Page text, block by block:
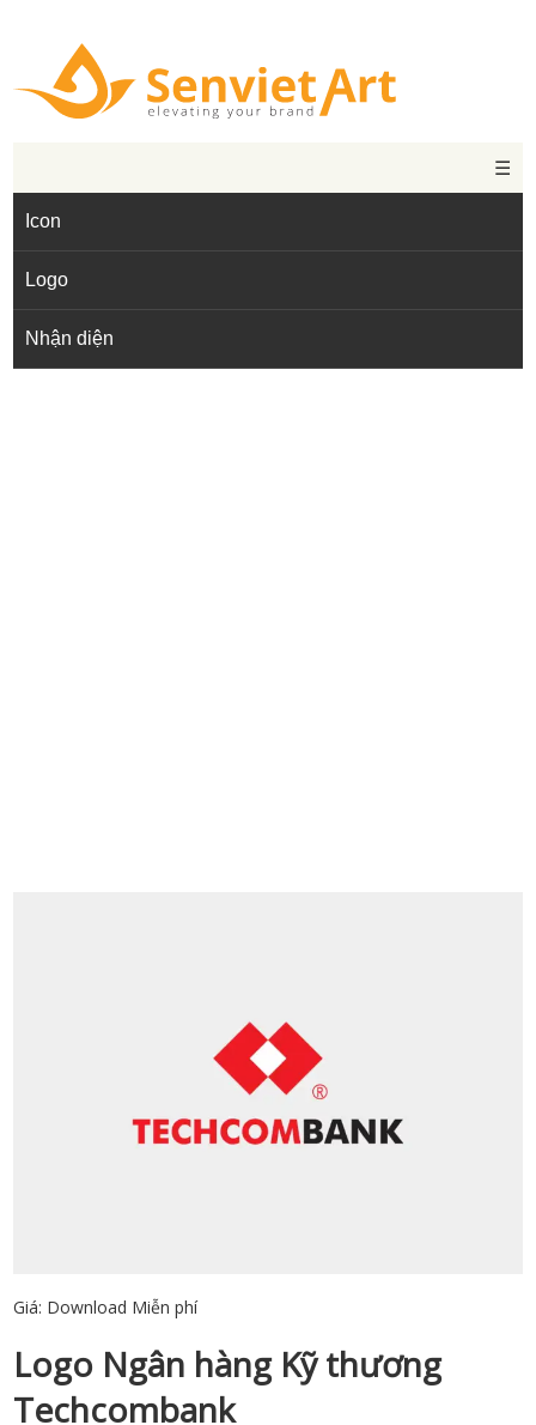
☰
Icon
Logo
Nhận diện
Giá: Download Miễn phí
Logo Ngân hàng Kỹ thương
Techcombank